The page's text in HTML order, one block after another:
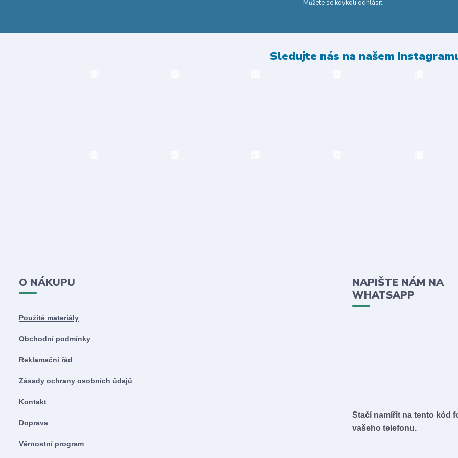
Můžete se kdykoli odhlásit.
Sledujte nás na našem
O NÁKUPU
Použité materiály
Obchodní podmínky
Reklamační řád
Zásady ochrany osobních údajů
Kontakt
Doprava
Věrnostní program
NAPIŠTE NÁM NA
WHATSAPP
Stačí namířit na tento kód
vašeho telefonu.